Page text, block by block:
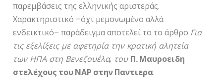
παρεμβάσεις της ελληνικής αριστεράς.
Χαρακτηριστικό –όχι μεμονωμένο αλλά
ενδεικτικό– παράδειγμα αποτελεί το το άρθρο Για
τις εξελίξεις με αφετηρία την κρατική αλητεία
των ΗΠΑ στη Βενεζουέλα, του Π. Μαυροειδη
στελέχους του ΝΑΡ στην Παντιερα.